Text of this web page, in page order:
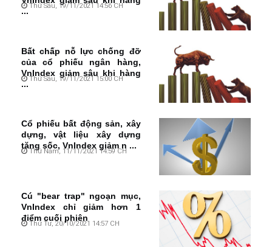
...
Thứ Sáu, 19/11/2021 14:56 CH
Bất chấp nỗ lực chống đỡ
của cổ phiếu ngân hàng,
VnIndex giảm sâu khi hàng
...
Thứ Sáu, 19/11/2021 15:00 CH
Cổ phiếu bất động sản, xây
dựng, vật liệu xây dựng
tăng sốc, VnIndex giảm n ...
Thứ Năm, 11/11/2021 14:59 CH
Cú "bear trap" ngoạn mục,
VnIndex chỉ giảm hơn 1
điểm cuối phiên
Thứ Tư, 20/10/2021 14:57 CH